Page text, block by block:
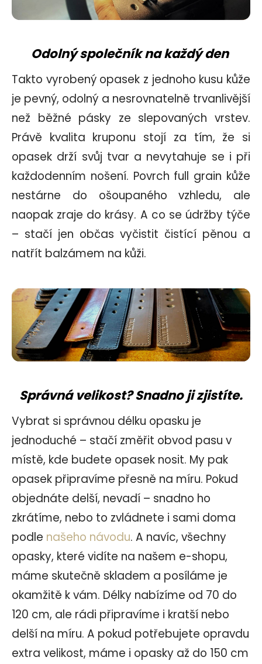
Odolný společník na každý den
Takto vyrobený opasek z jednoho kusu kůže
je pevný, odolný a nesrovnatelně trvanlivější
než běžné pásky ze slepovaných vrstev.
Právě kvalita kruponu stojí za tím, že si
opasek drží svůj tvar a nevytahuje se i při
každodenním nošení. Povrch full grain kůže
nestárne do ošoupaného vzhledu, ale
naopak zraje do krásy. A co se údržby týče
– stačí jen občas vyčistit čistící pěnou a
natřít balzámem na kůži.
Správná velikost? Snadno ji zjistíte.
Vybrat si správnou délku opasku je
jednoduché – stačí změřit obvod pasu v
místě, kde budete opasek nosit. My pak
opasek připravíme přesně na míru. Pokud
objednáte delší, nevadí – snadno ho
zkrátíme, nebo to zvládnete i sami doma
podle našeho návodu. A navíc, všechny
opasky, které vidíte na našem e-shopu,
máme skutečně skladem a posíláme je
okamžitě k vám. Délky nabízíme od 70 do
120 cm, ale rádi připravíme i kratší nebo
delší na míru. A pokud potřebujete opravdu
extra velikost, máme i opasky až do 150 cm